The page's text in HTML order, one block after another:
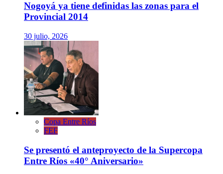
Nogoyá ya tiene definidas las zonas para el
Provincial 2014
30 julio, 2026
Copa Entre Ríos
FEF
Se presentó el anteproyecto de la Supercopa
Entre Ríos «40° Aniversario»